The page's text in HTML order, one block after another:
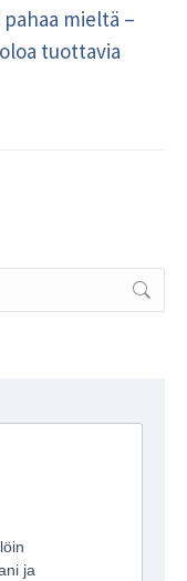
mieltä –
tuottavia